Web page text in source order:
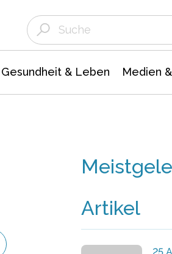
Gesundheit & Leben Medien
Artikel
25